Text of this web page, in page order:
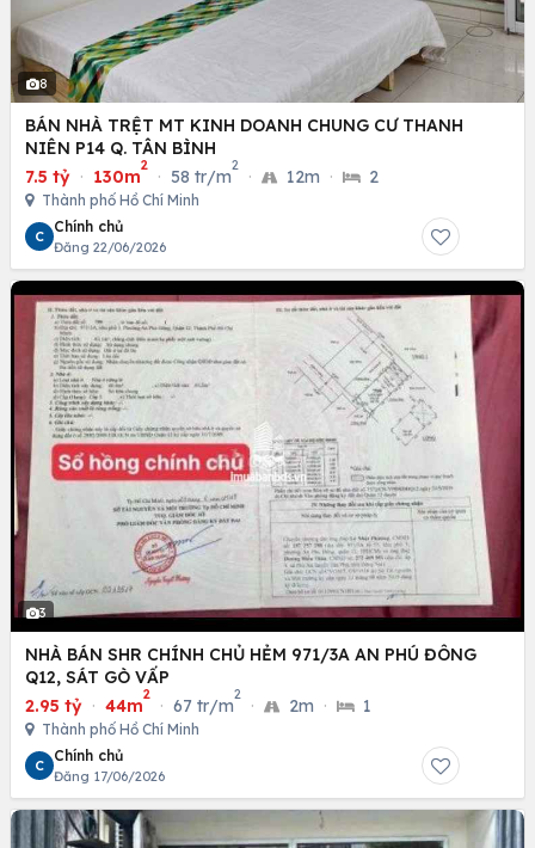
8
BÁN NHÀ TRỆT MT KINH DOANH CHUNG CƯ THANH
NIÊN P14 Q. TÂN BÌNH
7.5 tỷ · 130m
2
· 58 tr/m
2
· 12m · 2
Thành phố Hồ Chí Minh
C
Chính chủ
Đăng 22/06/2026
3
NHÀ BÁN SHR CHÍNH CHỦ HẺM 971/3A AN PHÚ ĐÔNG
Q12, SÁT GÒ VẤP
2.95 tỷ · 44m
2
· 67 tr/m
2
· 2m · 1
Thành phố Hồ Chí Minh
C
Chính chủ
Đăng 17/06/2026